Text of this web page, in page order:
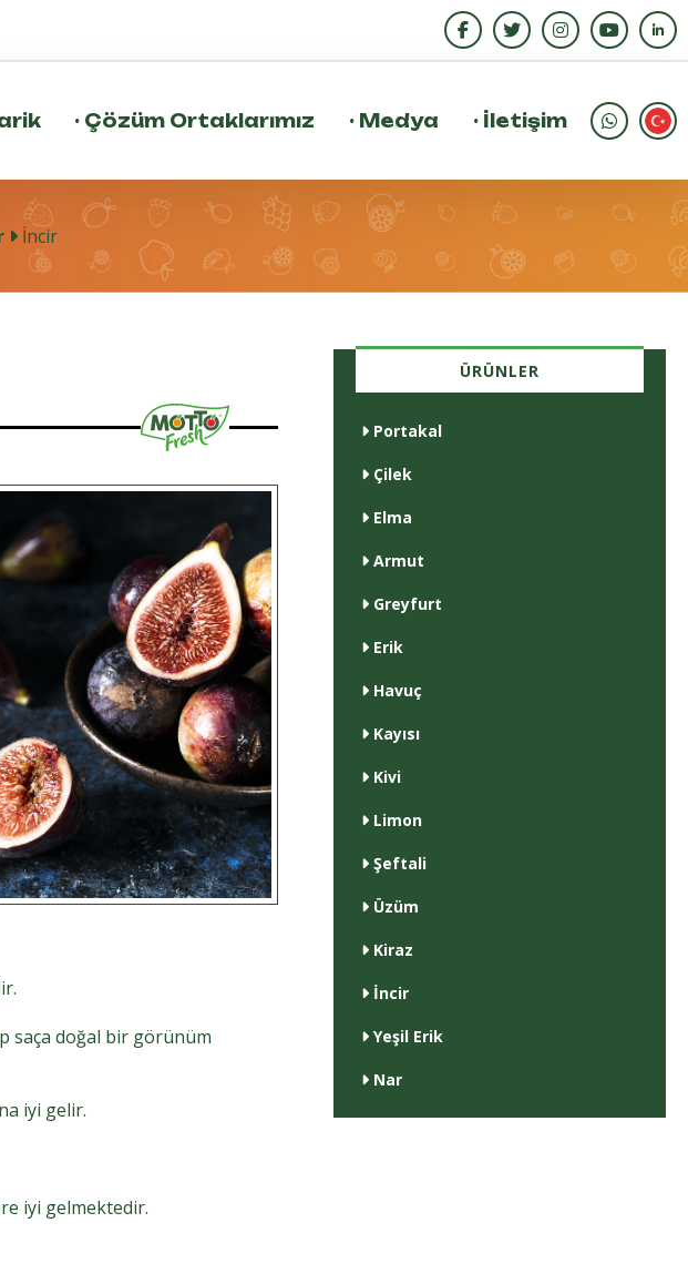
· Çözüm Ortaklarımız · Medya · İletişim
İncir
saça doğal bir görünüm
iyi gelir.
iyi gelmektedir.
ÜRÜNLER
Portakal
Çilek
Elma
Armut
Greyfurt
Erik
Havuç
Kayısı
Kivi
Limon
Şeftali
Üzüm
Kiraz
İncir
Yeşil Erik
Nar